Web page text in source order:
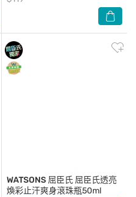
WATSONS 屈臣氏 屈臣氏透亮
煥彩止汗爽身滾珠瓶50ml